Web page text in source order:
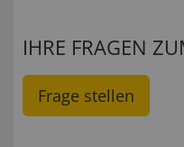
IHRE FRAGEN
Frage stellen